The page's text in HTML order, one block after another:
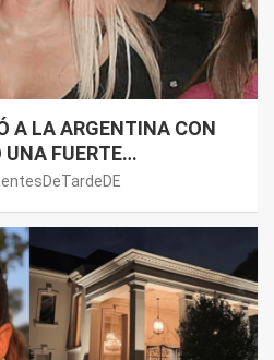
A LA ARGENTINA CON
FUERTE
MAURO ICARDI